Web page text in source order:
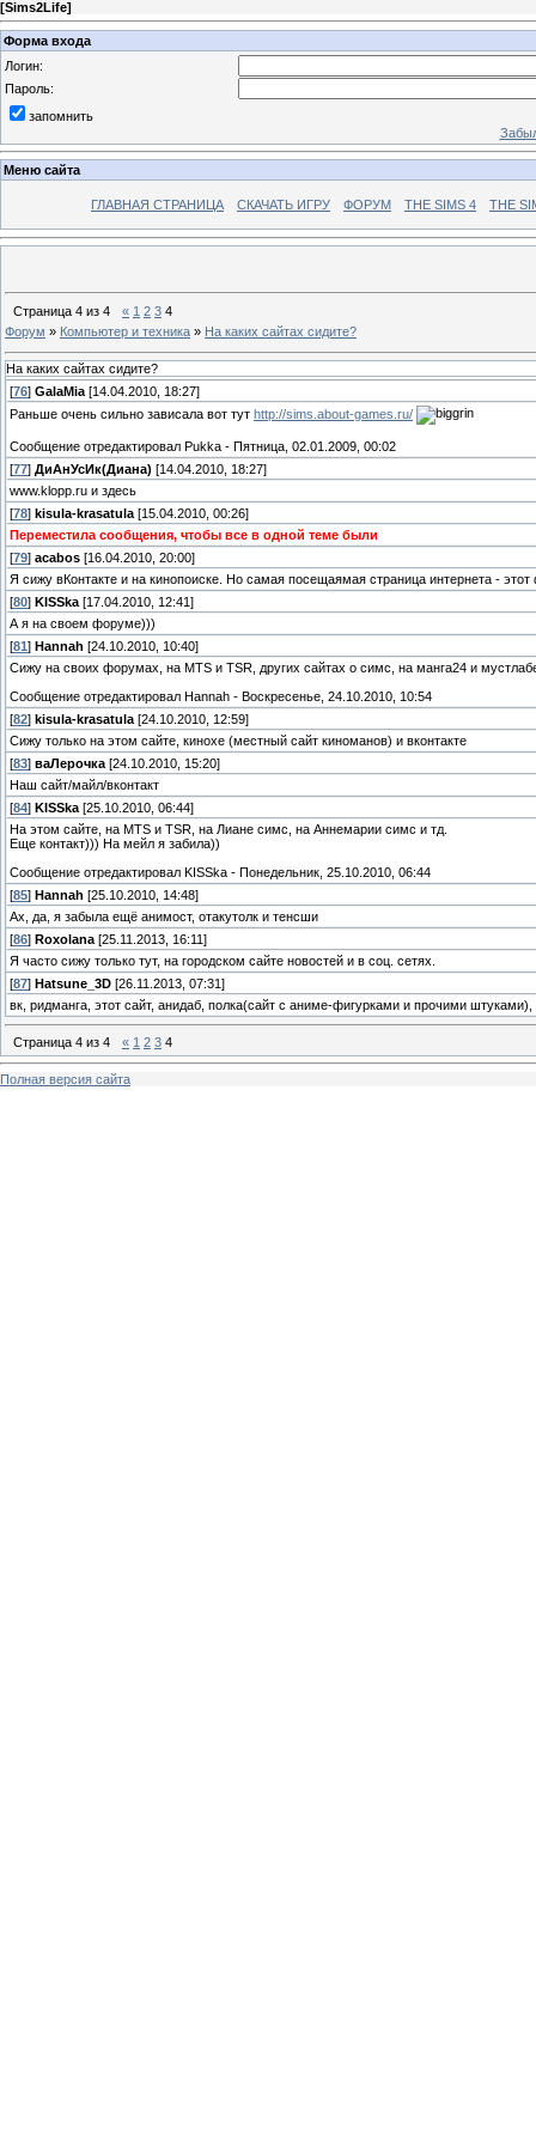
[Sims2Life]
Форма входа
Логин:
Пароль:
запомнить
Меню сайта
ГЛАВНАЯ СТРАНИЦА СКАЧАТЬ ИГРУ ФОРУМ THE SIMS 4 THE
Страница 4 из 4 « 1 2 3 4
Форум » Компьютер и техника » На каких сайтах сидите?
На каких сайтах сидите?
[76] GalaMia [14.04.2010, 18:27]
Раньше очень сильно зависала вот тут http://sims.about-games.ru/
Сообщение отредактировал Pukka - Пятница, 02.01.2009, 00:02
[77] ДиАнУсИк(Диана) [14.04.2010, 18:27]
www.klopp.ru и здесь
[78] kisula-krasatula [15.04.2010, 00:26]
Переместила сообщения, чтобы все в одной теме были
[79] acabos [16.04.2010, 20:00]
Я сижу вКонтакте и на кинопоиске. Но самая посещаямая страница интернета -
[80] KISSka [17.04.2010, 12:41]
А я на своем форуме)))
[81 ] Hannah [24.10.2010, 10:40]
Сижу на своих форумах, на MTS и TSR, других сайтах о симс, на манга24 и
Сообщение отредактировал Hannah - Воскресенье, 24.10.2010, 10:54
[82] kisula-krasatula [24.10.2010, 12:59]
Сижу только на этом сайте, кинохе (местный сайт киноманов) и вконтакте
[83] ваЛерочка [24.10.2010, 15:20]
Наш сайт/майл/вконтакт
[84] KISSka [25.10.2010, 06:44]
На этом сайте, на MTS и TSR, на Лиане симс, на Аннемарии симс и тд.
Еще контакт))) На мейл я забила))
Сообщение отредактировал KISSka - Понедельник, 25.10.2010, 06:44
[85] Hannah [25.10.2010, 14:48]
Ах, да, я забыла ещё анимост, отакутолк и тенсши
[86] Roxolana [25.11.2013, 16:11]
Я часто сижу только тут, на городском сайте новостей и в соц. сетях.
[87] Hatsune_3D [26.11.2013, 07:31]
вк, ридманга, этот сайт, анидаб, полка(сайт с аниме-фигурками и прочими
Страница 4 из 4 « 1 2 3 4
Полная версия сайта